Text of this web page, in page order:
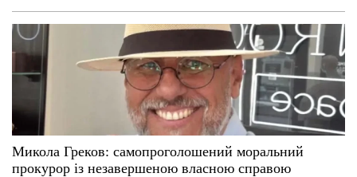
Микола Греков: самопроголошений моральний
прокурор із незавершеною власною справою